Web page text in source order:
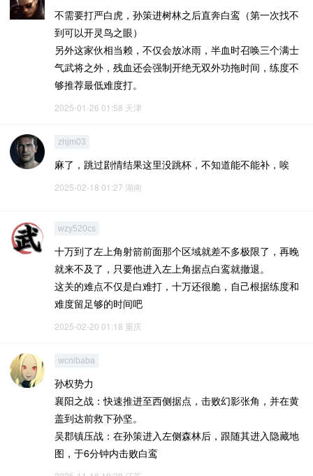
不需要打严白虎，孙策进树林之后直奔白鸾（第一次找不
到可以开灵鸟之眼）
另外这家伙相当赖，不仅会放冰雨，半血时召唤三个满士
气武将之外，残血还会强制开绝无双外功拖时间，练度不
够推荐最低难度打。
2025-01-26 01:58 天津
zhjm03
麻了，跳过剧情结果这里没跳杯，不知道能不能补，唉
2025-02-18 01:27 湖南
wzy520cs
十万到了左上角射箭前面那个区域就差不多极限了，再晚
就来不及了，只要他进入左上角据点白鸾就撤退。
这关的难点不仅是白难打，十万还很脆，自己根据练度和
难度留足够的时间吧
2025-02-20 01:18 重庆
wcnibaba
‌孙权势力‌
‌襄阳之战‌：快速推进至西侧据点，击败幻影张角，并在黄
盖到达前救下孙坚。‌
‌吴郡镇压战‌：在孙策进入左侧森林后，跟随其进入隐藏地
图，于6分钟内击败白鸾